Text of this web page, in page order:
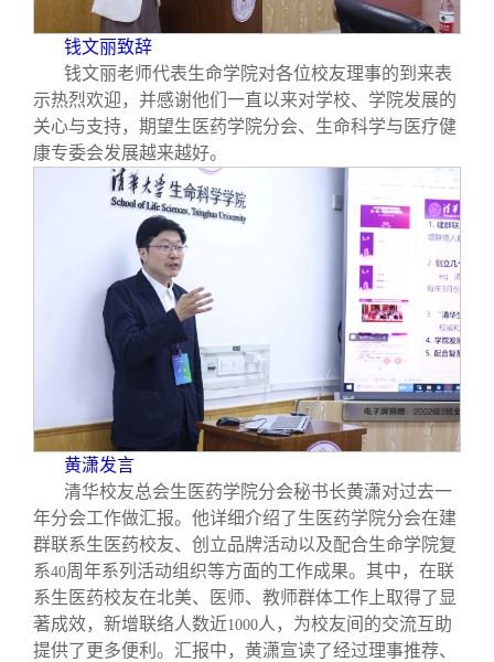
制度法规
联系我们
钱文丽致辞
钱文丽老师代表生命学院对各位校友理事的到来表
示热烈欢迎，并感谢他们一直以来对学校、学院发展的
关心与支持，期望生医药学院分会、生命科学与医疗健
康专委会发展越来越好。
黄潇发言
清华校友总会生医药学院分会秘书长黄潇对过去一
年分会工作做汇报。他详细介绍了生医药学院分会在建
群联系生医药校友、创立品牌活动以及配合生命学院复
系40周年系列活动组织等方面的工作成果。其中，在联
系生医药校友在北美、医师、教师群体工作上取得了显
著成效，新增联络人数近1000人，为校友间的交流互助
提供了更多便利。汇报中，黄潇宣读了经过理事推荐、